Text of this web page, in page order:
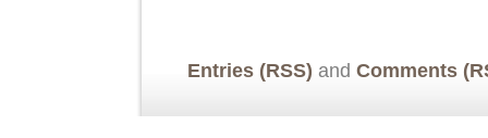
Entries (RSS) and Comments